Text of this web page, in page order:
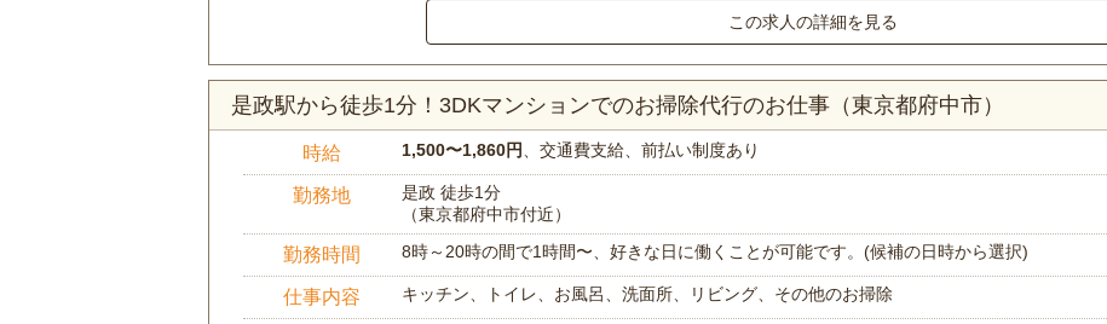
この求人の詳細を見る
是政駅から徒歩1分！3DKマンションでのお掃除代行のお仕事（東京都府中市）
時給 1,500〜1,860円 、交通費支給、前払い制度あり
勤務地
是政 徒歩1分
（東京都府中市付近）
勤務時間 8時～20時の間で1時間〜、好きな日に働くことが可能です。(候補の日時から選択)
仕事内容 キッチン、トイレ、お風呂、洗面所、リビング、その他のお掃除